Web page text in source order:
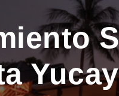
Yucay